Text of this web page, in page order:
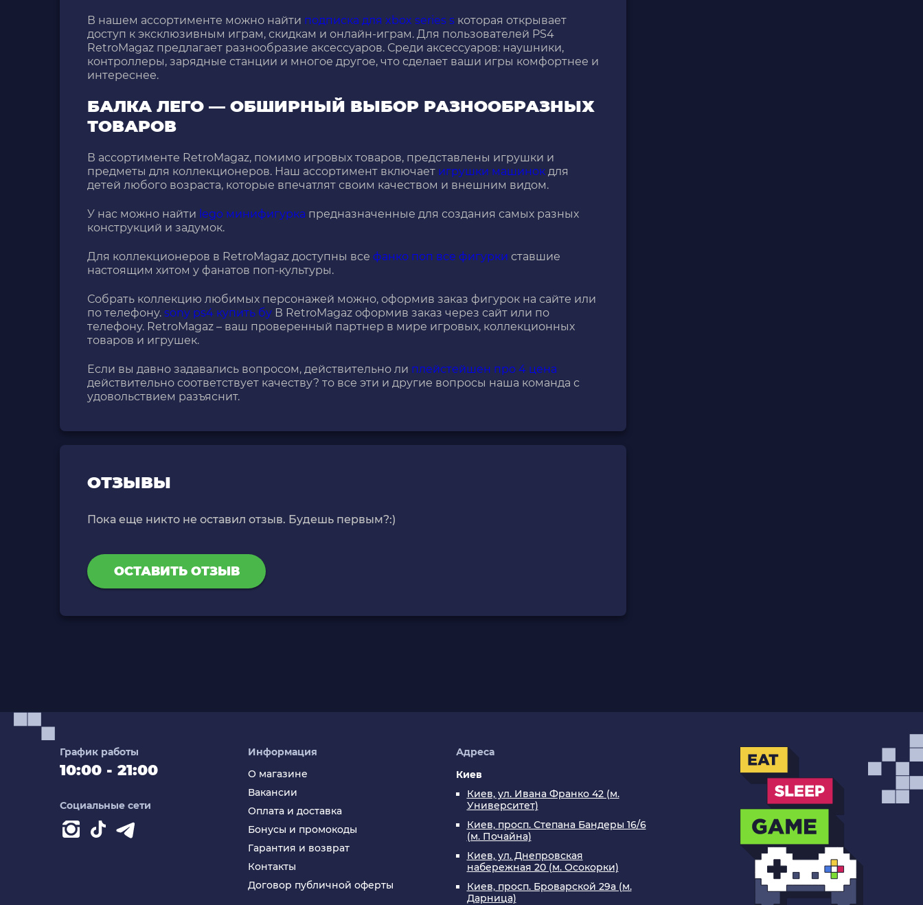
В нашем ассортименте можно найти подписка для xbox series s которая открывает
доступ к эксклюзивным играм, скидкам и онлайн-играм. Для пользователей PS4
RetroMagaz предлагает разнообразие аксессуаров. Среди аксессуаров: наушники,
контроллеры, зарядные станции и многое другое, что сделает ваши игры комфортнее и
интереснее.
БАЛКА ЛЕГО — ОБШИРНЫЙ ВЫБОР РАЗНООБРАЗНЫХ
ТОВАРОВ
В ассортименте RetroMagaz, помимо игровых товаров, представлены игрушки и
предметы для коллекционеров. Наш ассортимент включает игрушки машинок для
детей любого возраста, которые впечатлят своим качеством и внешним видом.
У нас можно найти lego минифигурка предназначенные для создания самых разных
конструкций и задумок.
Для коллекционеров в RetroMagaz доступны все фанко поп все фигурки ставшие
настоящим хитом у фанатов поп-культуры.
Собрать коллекцию любимых персонажей можно, оформив заказ фигурок на сайте или
по телефону. sony ps4 купить бу В RetroMagaz оформив заказ через сайт или по
телефону. RetroMagaz – ваш проверенный партнер в мире игровых, коллекционных
товаров и игрушек.
Если вы давно задавались вопросом, действительно ли плейстейшен про 4 цена
действительно соответствует качеству? то все эти и другие вопросы наша команда с
удовольствием разъяснит.
ОТЗЫВЫ
Пока еще никто не оставил отзыв. Будешь первым?:)
ОСТАВИТЬ ОТЗЫВ
График работы
10:00 - 21:00
Социальные сети
Информация
О магазине
Вакансии
Оплата и доставка
Бонусы и промокоды
Гарантия и возврат
Контакты
Договор публичной оферты
Адреса
Киев
Киев, ул. Ивана Франко 42 (м.
Университет)
Киев, просп. Степана Бандеры 16/6
(м. Почайна)
Киев, ул. Днепровская
набережная 20 (м. Осокорки)
Киев, просп. Броварской 29а (м.
Дарница)